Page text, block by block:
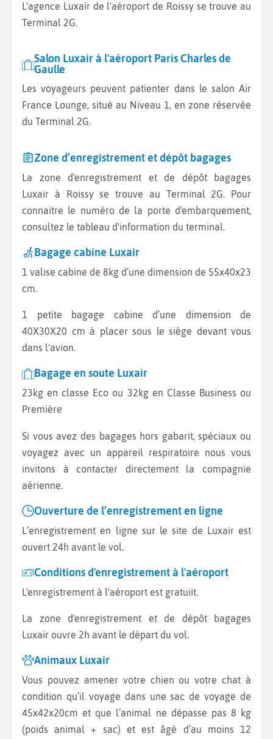
L'agence Luxair de l'aéroport de Roissy se trouve au
Terminal 2G.
Salon Luxair à l'aéroport Paris Charles de
Gaulle
Les voyageurs peuvent patienter dans le salon Air
France Lounge, situé au Niveau 1, en zone réservée
du Terminal 2G.
Zone d’enregistrement et dépôt bagages
La zone d'enregistrement et de dépôt bagages
Luxair à Roissy se trouve au Terminal 2G. Pour
connaitre le numéro de la porte d'embarquement,
consultez le tableau d'information du terminal.
Bagage cabine Luxair
1 valise cabine de 8kg d’une dimension de 55x40x23
cm.
1 petite bagage cabine d’une dimension de
40X30X20 cm à placer sous le siège devant vous
dans l'avion.
Bagage en soute Luxair
23kg en classe Eco ou 32kg en Classe Business ou
Première
Si vous avez des bagages hors gabarit, spéciaux ou
voyagez avec un appareil respiratoire nous vous
invitons à contacter directement la compagnie
aérienne.
Ouverture de l’enregistrement en ligne
L’enregistrement en ligne sur le site de Luxair est
ouvert 24h avant le vol.
Conditions d'enregistrement à l'aéroport
L'enregistrement à l'aéroport est gratuiit.
La zone d'enregistrement et de dépôt bagages
Luxair ouvre 2h avant le départ du vol.
Animaux Luxair
Vous pouvez amener votre chien ou votre chat à
condition qu’il voyage dans une sac de voyage de
45x42x20cm et que l’animal ne dépasse pas 8 kg
(poids animal + sac) et est âgé d’au moins 12